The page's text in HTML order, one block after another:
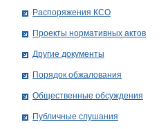
Распоряжения КСО
Проекты нормативных актов
Другие документы
Порядок обжалования
Общественные обсуждения
Публичные слушания